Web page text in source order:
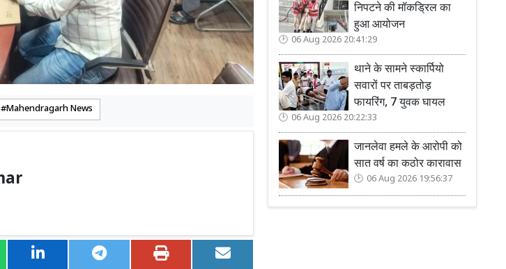
Mahendragarh News
निपटने की मॉकड्रिल का
हुआ आयोजन
06 Aug 2026 20:41:29
थाने के सामने स्कार्पियो
सवारों पर ताबड़तोड़
फायरिंग, 7 युवक घायल
06 Aug 2026 20:22:33
जानलेवा हमले के आरोपी को
सात वर्ष का कठोर कारावास
06 Aug 2026 19:56:37